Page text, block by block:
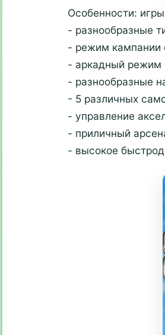
Особенности:
- разнообразные
- режим кампании
- аркадный режим
- разнообразные
- 5 различных
- управление
- приличный
- высокое